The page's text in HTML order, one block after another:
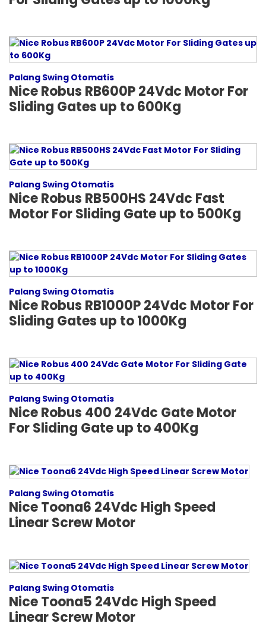
Palang Swing Otomatis
Nice Robus RB600P 24Vdc Motor For
Sliding Gates up to 600Kg
Palang Swing Otomatis
Nice Robus RB500HS 24Vdc Fast
Motor For Sliding Gate up to 500Kg
Palang Swing Otomatis
Nice Robus RB1000P 24Vdc Motor For
Sliding Gates up to 1000Kg
Palang Swing Otomatis
Nice Robus 400 24Vdc Gate Motor
For Sliding Gate up to 400Kg
Palang Swing Otomatis
Nice Toona6 24Vdc High Speed
Linear Screw Motor
Palang Swing Otomatis
Nice Toona5 24Vdc High Speed
Linear Screw Motor